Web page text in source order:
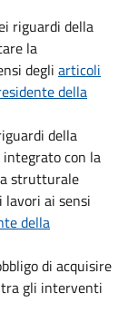
riguardi della
la
degli articoli
della
della
con la
strutturale
ai sensi
della
di acquisire
tra gli interventi